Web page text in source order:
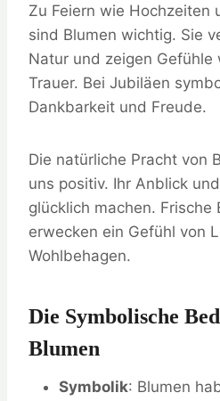
Zu Feiern wie Hochzeiten
sind Blumen wichtig. Sie
Natur und zeigen Gefühle
Trauer. Bei Jubiläen
Dankbarkeit und Freude.
Die natürliche Pracht von
uns positiv. Ihr Anblick
glücklich machen. Frische
erwecken ein Gefühl von
Wohlbehagen.
Die Symbolische
Blumen
Symbolik: Blumen